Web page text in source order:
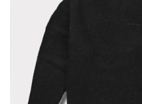
Supreme シュプ
リーム 2025AW
Sweater ブラッ
シュド モヘア セ
(税込)